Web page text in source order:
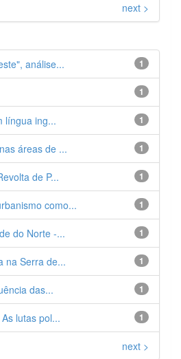
next >
1
análise...
1
1
língua ing...
1
áreas de ...
1
de P...
1
como...
1
do Norte -...
1
na Serra de...
1
das...
1
lutas pol...
next >